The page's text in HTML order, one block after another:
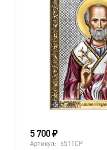
5 700₽
Артикул: 6511CP